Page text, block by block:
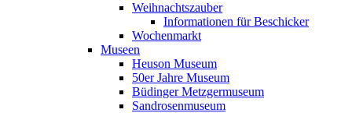
Weihnachtszauber
Informationen für Beschicker
Wochenmarkt
Museen
Heuson Museum
50er Jahre Museum
Büdinger Metzgermuseum
Sandrosenmuseum